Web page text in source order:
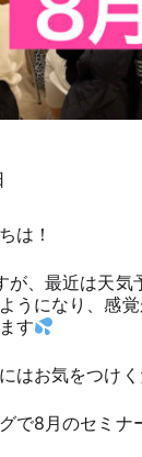
は！
が、最近は天
うになり、感
す
はお気をつけ
で8月のセミナ